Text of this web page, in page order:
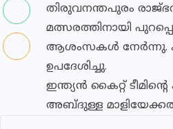
തിരുവനന്തപുരം
മത്സരത്തിനായി
ആശംസകള്‍ നേര്‍ന്നു.
ഉപദേശിച്ചു.
ഇന്ത്യന്‍ കൈറ്റ്
അബ്ദുള്ള